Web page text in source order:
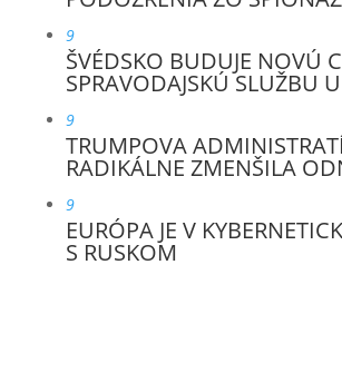
9
ŠVÉDSKO BUDUJE NOVÚ
SPRAVODAJSKÚ SLUŽBU
9
TRUMPOVA
RADIKÁLNE ZMENŠILA
9
EURÓPA JE V
S RUSKOM